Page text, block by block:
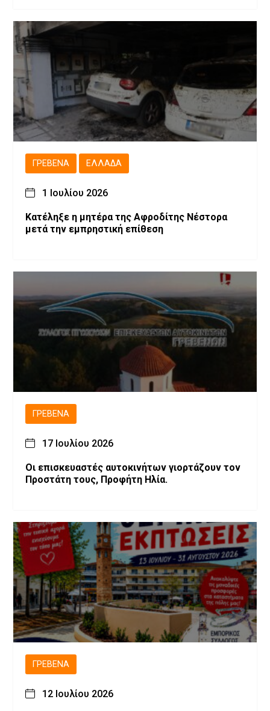
ΓΡΕΒΕΝΆ ΕΛΛΆΔΑ
1 Ιουλίου 2026
Κατέληξε η μητέρα της Αφροδίτης Νέστορα
μετά την εμπρηστική επίθεση
ΓΡΕΒΕΝΆ
17 Ιουλίου 2026
Οι επισκευαστές αυτοκινήτων γιορτάζουν τον
Προστάτη τους, Προφήτη Ηλία.
ΓΡΕΒΕΝΆ
12 Ιουλίου 2026